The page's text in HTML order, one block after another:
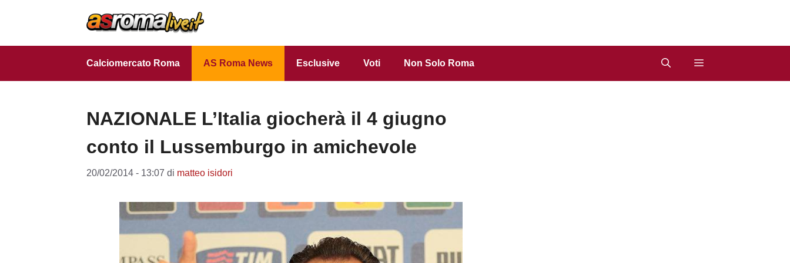
Calciomercato Roma AS Roma News Esclusive Voti Non Solo Roma
NAZIONALE L’Italia giocherà il 4 giugno
conto il Lussemburgo in amichevole
20/02/2014 - 13:07 di matteo isidori